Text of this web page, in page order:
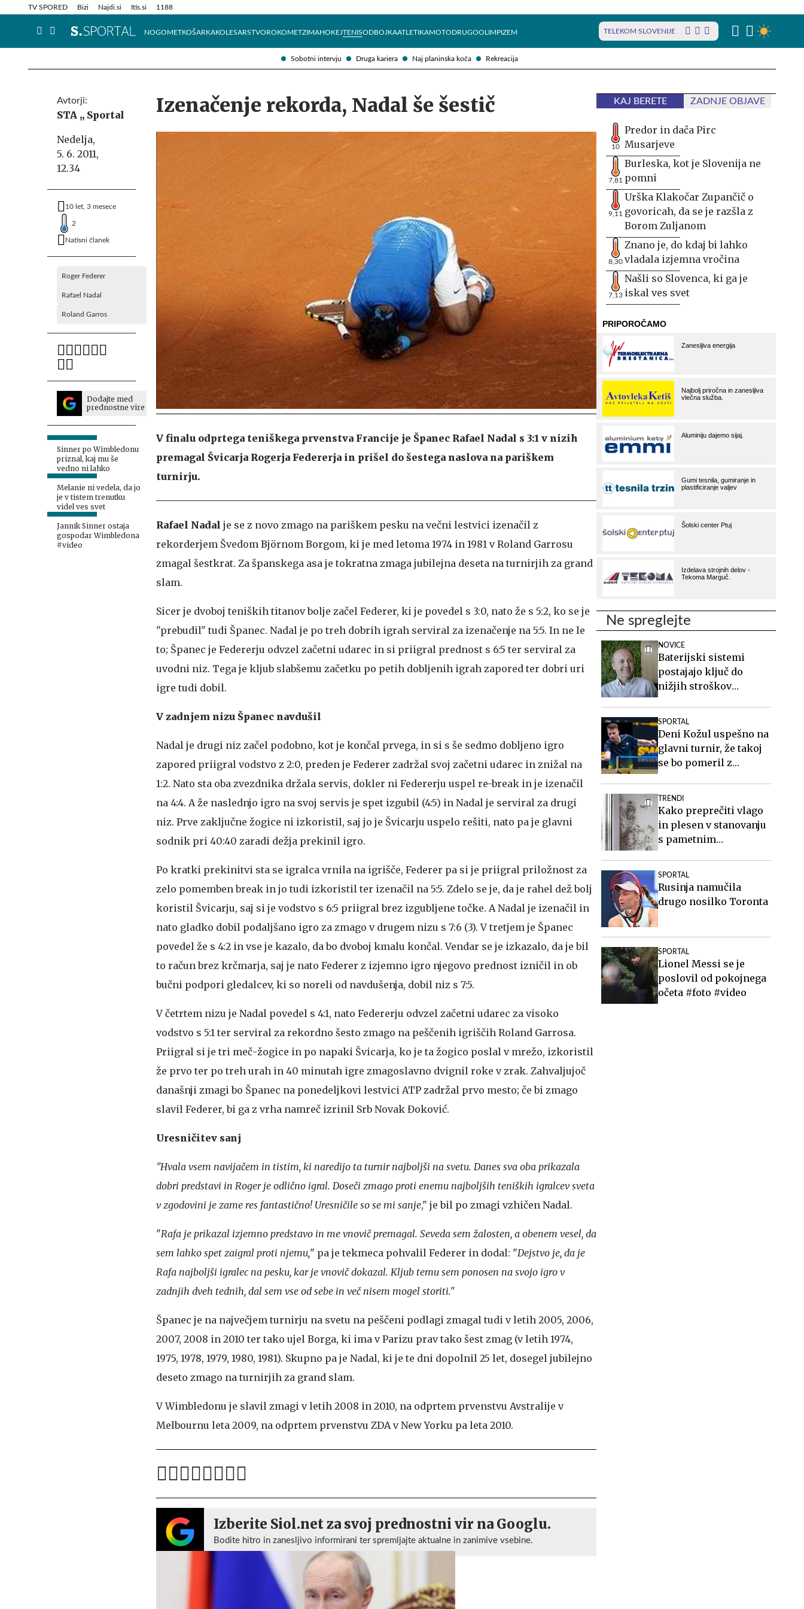
Sobotni intervju Druga kariera Naj planinska koča Rekreacija
TV SPORED Bizi Najdi.si Itis.si 1188
NOGOMETKOŠARKAKOLESARSTVOROKOMETZIMAHOKEJTENISODBOJKAATLETIKAMOTODRUGOOLIMPIZEM TELEKOM SLOVENIJE
Info in obvestila Tehnik
Avtorji:
STA ,, Sportal
Nedelja,
5. 6. 2011,
12.34
10 let, 3 mesece
2
Natisni članek
Roger Federer
Rafael Nadal
Roland Garros
Dodajte med
prednostne vire
Sinner po Wimbledonu
priznal, kaj mu še
vedno ni lahko
Melanie ni vedela, da jo
je v tistem trenutku
videl ves svet
Jannik Sinner ostaja
gospodar Wimbledona
#video
Izenačenje rekorda, Nadal še šestič
V finalu odprtega teniškega prvenstva Francije je Španec Rafael Nadal s 3:1 v nizih
premagal Švicarja Rogerja Federerja in prišel do šestega naslova na pariškem
turnirju.
Rafael Nadal je se z novo zmago na pariškem pesku na večni lestvici izenačil z
rekorderjem Švedom Björnom Borgom, ki je med letoma 1974 in 1981 v Roland Garrosu
zmagal šestkrat. Za španskega asa je tokratna zmaga jubilejna deseta na turnirjih za grand
slam.
Sicer je dvoboj teniških titanov bolje začel Federer, ki je povedel s 3:0, nato že s 5:2, ko se je
"prebudil" tudi Španec. Nadal je po treh dobrih igrah serviral za izenačenje na 5:5. In ne le
to; Španec je Federerju odvzel začetni udarec in si priigral prednost s 6:5 ter serviral za
uvodni niz. Tega je kljub slabšemu začetku po petih dobljenih igrah zapored ter dobri uri
igre tudi dobil.
V zadnjem nizu Španec navdušil
Nadal je drugi niz začel podobno, kot je končal prvega, in si s še sedmo dobljeno igro
zapored priigral vodstvo z 2:0, preden je Federer zadržal svoj začetni udarec in znižal na
1:2. Nato sta oba zvezdnika držala servis, dokler ni Federerju uspel re-break in je izenačil
na 4:4. A že naslednjo igro na svoj servis je spet izgubil (4:5) in Nadal je serviral za drugi
niz. Prve zaključne žogice ni izkoristil, saj jo je Švicarju uspelo rešiti, nato pa je glavni
sodnik pri 40:40 zaradi dežja prekinil igro.
Po kratki prekinitvi sta se igralca vrnila na igrišče, Federer pa si je priigral priložnost za
zelo pomemben break in jo tudi izkoristil ter izenačil na 5:5. Zdelo se je, da je rahel dež bolj
koristil Švicarju, saj si je vodstvo s 6:5 priigral brez izgubljene točke. A Nadal je izenačil in
nato gladko dobil podaljšano igro za zmago v drugem nizu s 7:6 (3). V tretjem je Španec
povedel že s 4:2 in vse je kazalo, da bo dvoboj kmalu končal. Vendar se je izkazalo, da je bil
to račun brez krčmarja, saj je nato Federer z izjemno igro njegovo prednost izničil in ob
bučni podpori gledalcev, ki so noreli od navdušenja, dobil niz s 7:5.
V četrtem nizu je Nadal povedel s 4:1, nato Federerju odvzel začetni udarec za visoko
vodstvo s 5:1 ter serviral za rekordno šesto zmago na peščenih igriščih Roland Garrosa.
Priigral si je tri meč-žogice in po napaki Švicarja, ko je ta žogico poslal v mrežo, izkoristil
že prvo ter po treh urah in 40 minutah igre zmagoslavno dvignil roke v zrak. Zahvaljujoč
današnji zmagi bo Španec na ponedeljkovi lestvici ATP zadržal prvo mesto; če bi zmago
slavil Federer, bi ga z vrha namreč izrinil Srb Novak Đoković.
Uresničitev sanj
"Hvala vsem navijačem in tistim, ki naredijo ta turnir najboljši na svetu. Danes sva oba prikazala
dobri predstavi in Roger je odlično igral. Doseči zmago proti enemu najboljših teniških igralcev sveta
v zgodovini je zame res fantastično! Uresničile so se mi sanje," je bil po zmagi vzhičen Nadal.
"Rafa je prikazal izjemno predstavo in me vnovič premagal. Seveda sem žalosten, a obenem vesel, da
sem lahko spet zaigral proti njemu," pa je tekmeca pohvalil Federer in dodal: "Dejstvo je, da je
Rafa najboljši igralec na pesku, kar je vnovič dokazal. Kljub temu sem ponosen na svojo igro v
zadnjih dveh tednih, dal sem vse od sebe in več nisem mogel storiti."
Španec je na največjem turnirju na svetu na peščeni podlagi zmagal tudi v letih 2005, 2006,
2007, 2008 in 2010 ter tako ujel Borga, ki ima v Parizu prav tako šest zmag (v letih 1974,
1975, 1978, 1979, 1980, 1981). Skupno pa je Nadal, ki je te dni dopolnil 25 let, dosegel jubilejno
deseto zmago na turnirjih za grand slam.
V Wimbledonu je slavil zmagi v letih 2008 in 2010, na odprtem prvenstvu Avstralije v
Melbournu leta 2009, na odprtem prvenstvu ZDA v New Yorku pa leta 2010.
Izberite Siol.net za svoj prednostni vir na Googlu.
Bodite hitro in zanesljivo informirani ter spremljajte aktualne in zanimive vsebine.
KAJ BERETE ZADNJE OBJAVE
10
Predor in dača Pirc
Musarjeve
7,81
Burleska, kot je Slovenija ne
pomni
9,11
Urška Klakočar Zupančič o
govoricah, da se je razšla z
Borom Zuljanom
8,30
Znano je, do kdaj bi lahko
vladala izjemna vročina
7,13
Našli so Slovenca, ki ga je
iskal ves svet
Ne spreglejte
NOVICE
Baterijski sistemi
postajajo ključ do
nižjih stroškov
SPORTAL
Deni Kožul uspešno na
glavni turnir, že takoj
se bo pomeril z
TRENDI
Kako preprečiti vlago
in plesen v stanovanju
s pametnim
SPORTAL
Rusinja namučila
drugo nosilko Toronta
SPORTAL
Lionel Messi se je
poslovil od pokojnega
očeta #foto #video